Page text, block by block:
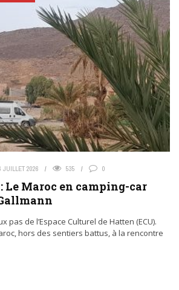
JUILLET 2026 535 0
Le Maroc en camping-car
pas de l’Espace Culturel de Hatten (ECU).
hors des sentiers battus, à la rencontre